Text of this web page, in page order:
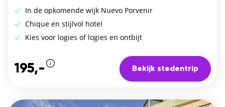
In de opkomende wijk Nuevo Porvenir
Chique en stijlvol hotel
Kies voor logies of logies en ontbijt
195,- Bekijk stedentrip